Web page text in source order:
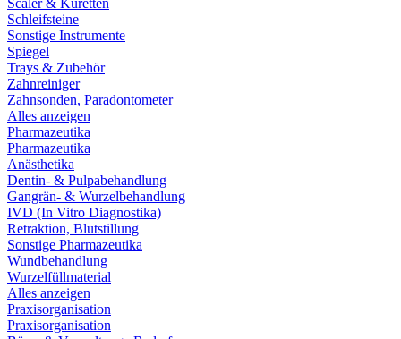
Scaler & Küretten
Schleifsteine
Sonstige Instrumente
Spiegel
Trays & Zubehör
Zahnreiniger
Zahnsonden, Paradontometer
Alles anzeigen
Pharmazeutika
Pharmazeutika
Anästhetika
Dentin- & Pulpabehandlung
Gangrän- & Wurzelbehandlung
IVD (In Vitro Diagnostika)
Retraktion, Blutstillung
Sonstige Pharmazeutika
Wundbehandlung
Wurzelfüllmaterial
Alles anzeigen
Praxisorganisation
Praxisorganisation